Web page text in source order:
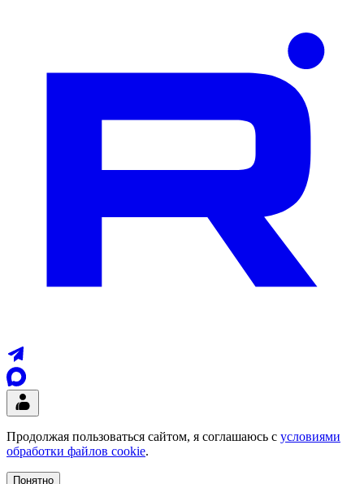
Продолжая пользоваться сайтом, я соглашаюсь с условиями
обработки файлов cookie.
Понятно